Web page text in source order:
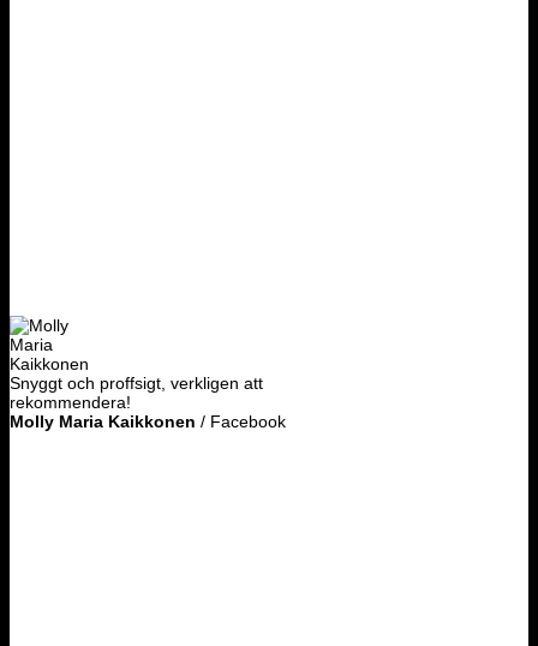
Snyggt och proffsigt, verkligen att
rekommendera!
Molly Maria Kaikkonen / Facebook